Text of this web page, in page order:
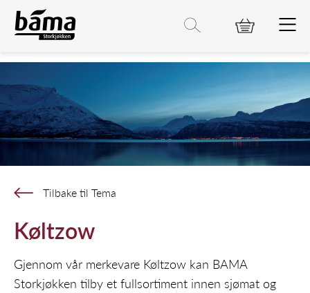
Køltzow
Hovedinnhold
Hovedmeny
Tilbake til Tema
Køltzow
Gjennom vår merkevare Køltzow kan BAMA
Storkjøkken tilby et fullsortiment innen sjømat og